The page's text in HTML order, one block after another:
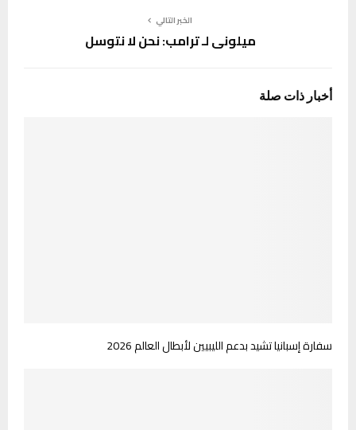
الخبر التالي
ميلوني لـ ترامب: نحن لا نتوسل
أخبار ذات صلة
سفارة إسبانيا تشيد بدعم الليبيين لأبطال العالم 2026